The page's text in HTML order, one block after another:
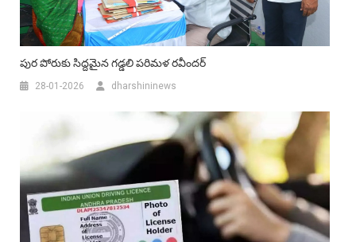
పుర పోరుకు సిద్దమైన గడ్డలి పరిమళ రవీందర్
28-01-2026 dharshininews